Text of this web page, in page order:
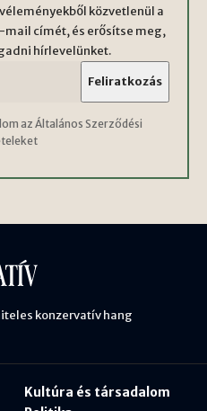
közvetlenül a
címét, és erősítse meg,
hírlevelünket.
az Általános Szerződési
konzervatív hang
Kultúra és társadalom